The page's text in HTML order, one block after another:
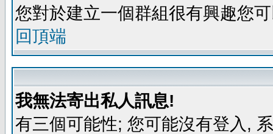
您對於建立一個群組很有興趣您
回頂端
我無法寄出私人訊息!
有三個可能性; 您可能沒有登入,